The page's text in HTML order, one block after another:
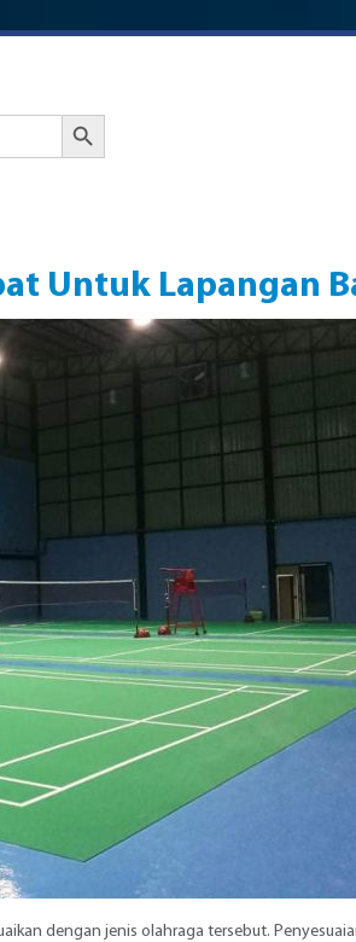
Search Button
Untuk Lapangan
dengan jenis olahraga tersebut.